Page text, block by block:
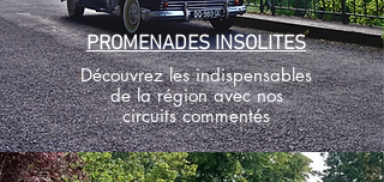
PROMENADES INSOLITES
Découvrez les indispensables
de la région avecnos
circuits commentés